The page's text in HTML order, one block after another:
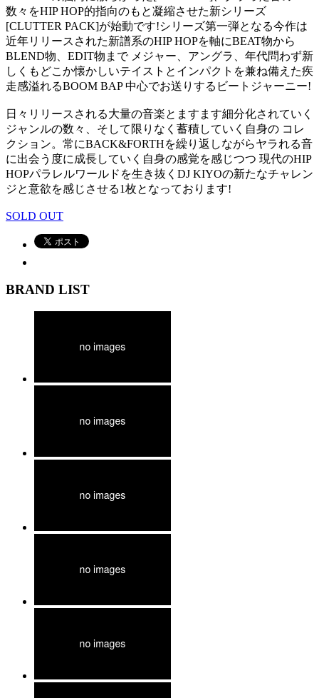
数々をHIP HOP的指向のもと凝縮させた新シリーズ
[CLUTTER PACK]が始動です!シリーズ第一弾となる今作は
近年リリースされた新譜系のHIP HOPを軸にBEAT物から
BLEND物、EDIT物まで メジャー、アングラ、年代問わず新
しくもどこか懐かしいテイストとインパクトを兼ね備えた疾
走感溢れるBOOM BAP 中心でお送りするビートジャーニー!
日々リリースされる大量の音楽とますます細分化されていく
ジャンルの数々、そして限りなく蓄積していく自身の コレ
クション。常にBACK&FORTHを繰り返しながらヤラれる音
に出会う度に成長していく自身の感覚を感じつつ 現代のHIP
HOPパラレルワールドを生き抜くDJ KIYOの新たなチャレン
ジと意欲を感じさせる1枚となっております!
SOLD OUT
BRAND LIST